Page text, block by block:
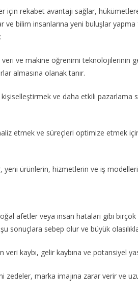
için rekabet avantajı sağlar,
bilim insanlarına yeni buluşlar yapma
veri ve makine öğrenimi teknolojilerinin
almasına olanak tanır.
ve daha etkili pazarlama
etmek ve süreçleri optimize etmek
yeni ürünlerin, hizmetlerin ve iş
afetler veya insan hataları gibi
sonuçlara sebep olur ve büyük
veri kaybı, gelir kaybına ve potansiyel
zedeler, marka imajına zarar verir ve